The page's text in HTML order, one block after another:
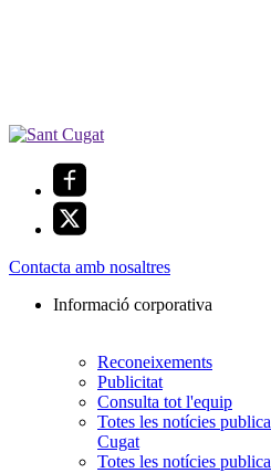
Contacta amb nosaltres
Informació corporativa
Reconeixements
Publicitat
Consulta tot l'equip
Totes les notícies
Cugat
Totes les notícies